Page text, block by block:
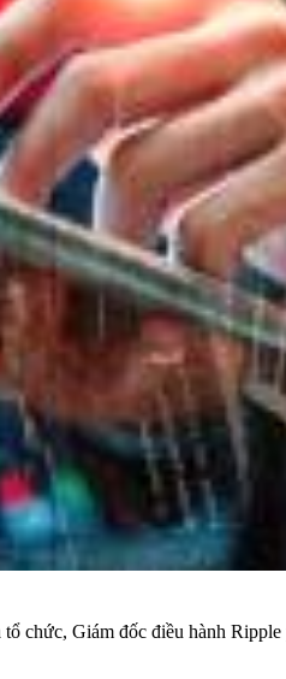
chức, Giám đốc điều hành Ripple